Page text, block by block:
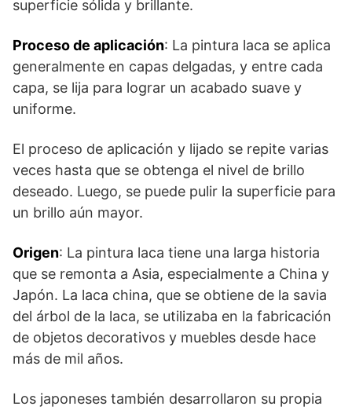
superficie sólida y brillante.
Proceso de aplicación: La pintura laca se aplica
generalmente en capas delgadas, y entre cada
capa, se lija para lograr un acabado suave y
uniforme.
El proceso de aplicación y lijado se repite varias
veces hasta que se obtenga el nivel de brillo
deseado. Luego, se puede pulir la superficie para
un brillo aún mayor.
Origen: La pintura laca tiene una larga historia
que se remonta a Asia, especialmente a China y
Japón. La laca china, que se obtiene de la savia
del árbol de la laca, se utilizaba en la fabricación
de objetos decorativos y muebles desde hace
más de mil años.
Los japoneses también desarrollaron su propia